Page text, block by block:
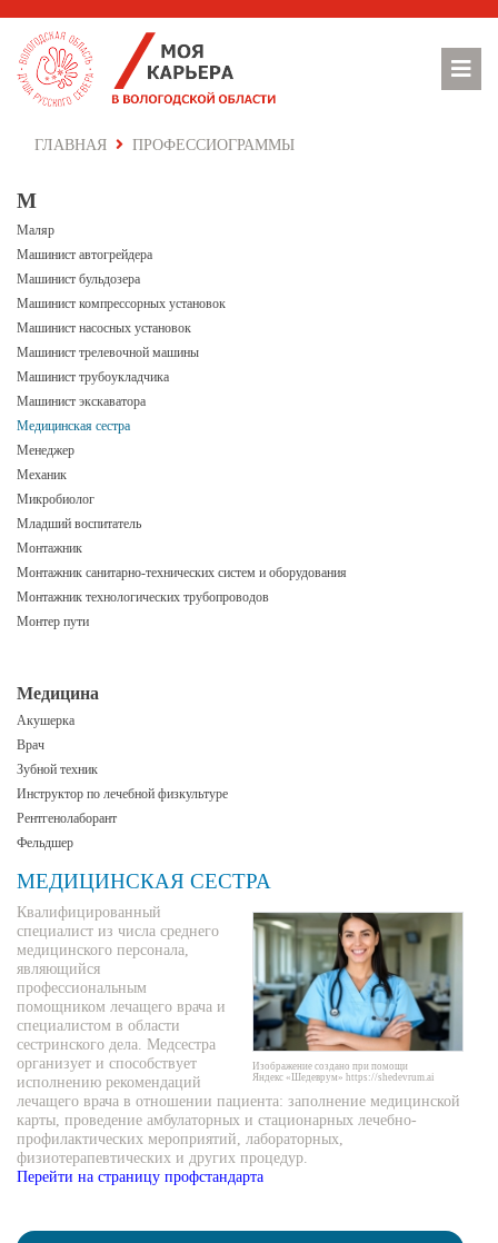
ГЛАВНАЯ ПРОФЕССИОГРАММЫ
М
Маляр
Машинист автогрейдера
Машинист бульдозера
Машинист компрессорных установок
Машинист насосных установок
Машинист трелевочной машины
Машинист трубоукладчика
Машинист экскаватора
Медицинская сестра
Менеджер
Механик
Микробиолог
Младший воспитатель
Монтажник
Монтажник санитарно-технических систем и оборудования
Монтажник технологических трубопроводов
Монтер пути
Медицина
Акушерка
Врач
Зубной техник
Инструктор по лечебной физкультуре
Рентгенолаборант
Фельдшер
МЕДИЦИНСКАЯ СЕСТРА
Изображение создано при помощи
Яндекс «Шедеврум» https://shedevrum.ai
Квалифицированный
специалист из числа среднего
медицинского персонала,
являющийся
профессиональным
помощником лечащего врача и
специалистом в области
сестринского дела. Медсестра
организует и способствует
исполнению рекомендаций
лечащего врача в отношении пациента: заполнение медицинской
карты, проведение амбулаторных и стационарных лечебно-
профилактических мероприятий, лабораторных,
физиотерапевтических и других процедур.
Перейти на страницу профстандарта